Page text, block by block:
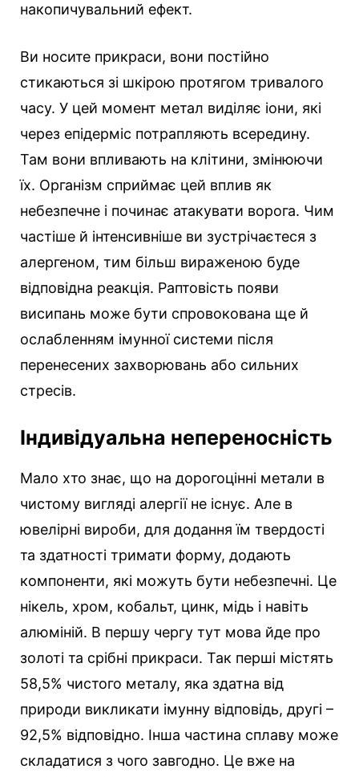
накопичувальний ефект.
Ви носите прикраси, вони постійно
стикаються зі шкірою протягом тривалого
часу. У цей момент метал виділяє іони, які
через епідерміс потрапляють всередину.
Там вони впливають на клітини, змінюючи
їх. Організм сприймає цей вплив як
небезпечне і починає атакувати ворога. Чим
частіше й інтенсивніше ви зустрічаєтеся з
алергеном, тим більш вираженою буде
відповідна реакція. Раптовість появи
висипань може бути спровокована ще й
ослабленням імунної системи після
перенесених захворювань або сильних
стресів.
Індивідуальна непереносність
Мало хто знає, що на дорогоцінні метали в
чистому вигляді алергії не існує. Але в
ювелірні вироби, для додання їм твердості
та здатності тримати форму, додають
компоненти, які можуть бути небезпечні. Це
нікель, хром, кобальт, цинк, мідь і навіть
алюміній. В першу чергу тут мова йде про
золоті та срібні прикраси. Так перші містять
58,5% чистого металу, яка здатна від
природи викликати імунну відповідь, другі –
92,5% відповідно. Інша частина сплаву може
складатися з чого завгодно. Це вже на